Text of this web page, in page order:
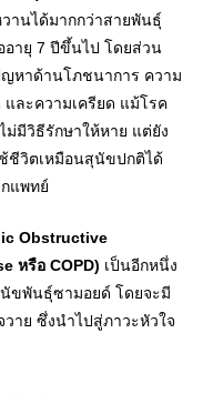
านได้มากกว่าสายพันธุ์
อายุ 7 ปีขึ้นไป โดยส่วน
หาด้านโภชนาการ ความ
ละความเครียด แม้โรค
ม่มีวิธีรักษาให้หาย แต่ยัง
ชีวิตเหมือนสุนัขปกติได้
แพทย์
Obstructive
หรือ COPD) เป็นอีกหนึ่ง
ขพันธุ์ซามอยด์ โดยจะมี
วาย ซึ่งนำไปสู่ภาวะหัวใจ